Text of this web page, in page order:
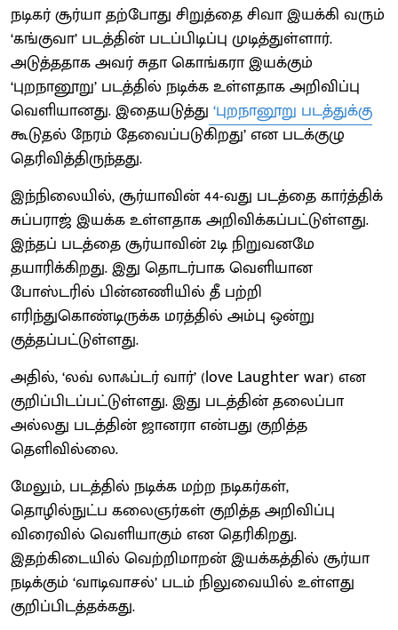
நடிகர் சூர்யா தற்போது சிறுத்தை சிவா இயக்கி வரும்
‘கங்குவா’ படத்தின் படப்பிடிப்பு முடித்துள்ளார்.
அடுத்ததாக அவர் சுதா கொங்கரா இயக்கும்
‘புறநானூறு’ படத்தில் நடிக்க உள்ளதாக அறிவிப்பு
வெளியானது. இதையடுத்து ‘புறநானூறு படத்துக்கு
கூடுதல் நேரம் தேவைப்படுகிறது’ என படக்குழு
தெரிவித்திருந்தது.
இந்நிலையில், சூர்யாவின் 44-வது படத்தை கார்த்திக்
சுப்பராஜ் இயக்க உள்ளதாக அறிவிக்கப்பட்டுள்ளது.
இந்தப் படத்தை சூர்யாவின் 2டி நிறுவனமே
தயாரிக்கிறது. இது தொடர்பாக வெளியான
போஸ்டரில் பின்னணியில் தீ பற்றி
எரிந்துகொண்டிருக்க மரத்தில் அம்பு ஒன்று
குத்தப்பட்டுள்ளது.
அதில், ‘லவ் லாஃப்டர் வார்’ (love Laughter war) என
குறிப்பிடப்பட்டுள்ளது. இது படத்தின் தலைப்பா
அல்லது படத்தின் ஜானரா என்பது குறித்த
தெளிவில்லை.
மேலும், படத்தில் நடிக்க மற்ற நடிகர்கள்,
தொழில்நுட்ப கலைஞர்கள் குறித்த அறிவிப்பு
விரைவில் வெளியாகும் என தெரிகிறது.
இதற்கிடையில் வெற்றிமாறன் இயக்கத்தில் சூர்யா
நடிக்கும் ‘வாடிவாசல்’ படம் நிலுவையில் உள்ளது
குறிப்பிடத்தக்கது.